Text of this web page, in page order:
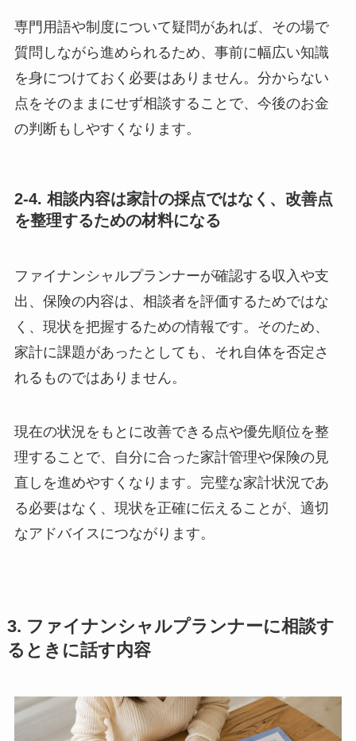
専門用語や制度について疑問があれば、その場で
質問しながら進められるため、事前に幅広い知識
を身につけておく必要はありません。分からない
点をそのままにせず相談することで、今後のお金
の判断もしやすくなります。
2-4. 相談内容は家計の採点ではなく、改善点
を整理するための材料になる
ファイナンシャルプランナーが確認する収入や支
出、保険の内容は、相談者を評価するためではな
く、現状を把握するための情報です。そのため、
家計に課題があったとしても、それ自体を否定さ
れるものではありません。
現在の状況をもとに改善できる点や優先順位を整
理することで、自分に合った家計管理や保険の見
直しを進めやすくなります。完璧な家計状況であ
る必要はなく、現状を正確に伝えることが、適切
なアドバイスにつながります。
3. ファイナンシャルプランナーに相談す
るときに話す内容